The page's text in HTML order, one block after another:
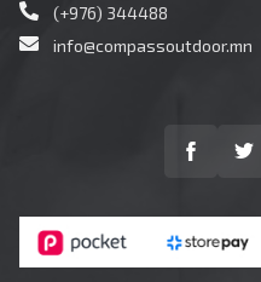
(+976) 344488
info@compassoutdoor.mn